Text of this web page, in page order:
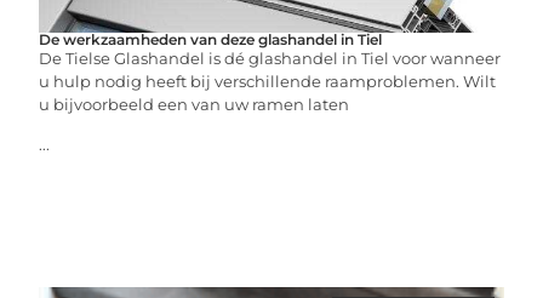
De werkzaamheden van deze glashandel in Tiel
De Tielse Glashandel is dé glashandel in Tiel voor wanneer
u hulp nodig heeft bij verschillende raamproblemen. Wilt
u bijvoorbeeld een van uw ramen laten
...